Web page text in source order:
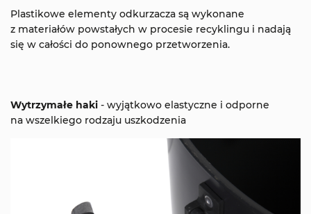
Plastikowe elementy odkurzacza są wykonane
z materiałów powstałych w procesie recyklingu i nadają
się w całości do ponownego przetworzenia.
Wytrzymałe haki - wyjątkowo elastyczne i odporne
na wszelkiego rodzaju uszkodzenia